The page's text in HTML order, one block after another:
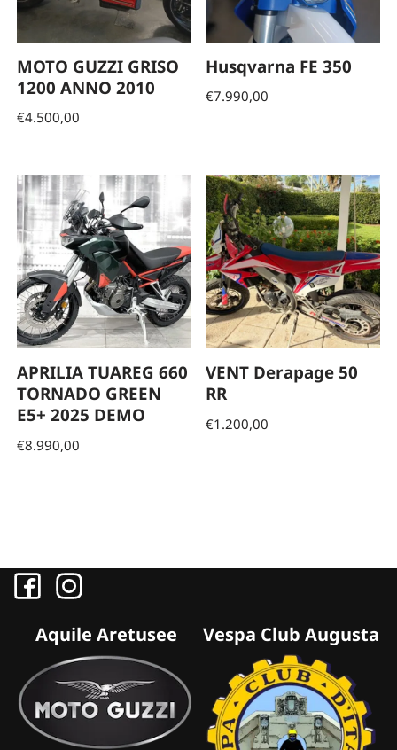
MOTO GUZZI GRISO
1200 ANNO 2010
€4.500,00
Husqvarna FE 350
€7.990,00
APRILIA TUAREG 660
TORNADO GREEN
E5+ 2025 DEMO
€8.990,00
VENT Derapage 50
RR
€1.200,00
Aquile Aretusee Vespa Club Augusta